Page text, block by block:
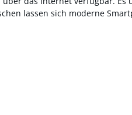
lassen sich moderne